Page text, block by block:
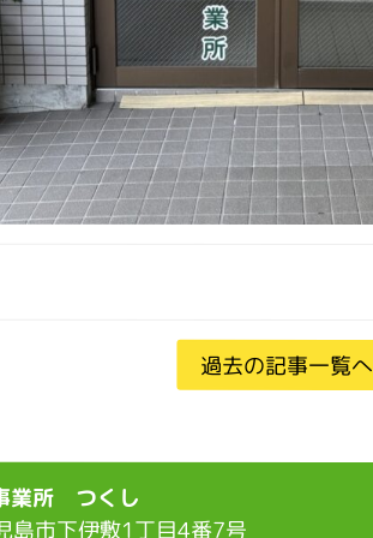
過去の記事一覧へ
業所 つくし
市下伊敷1丁目4番7号